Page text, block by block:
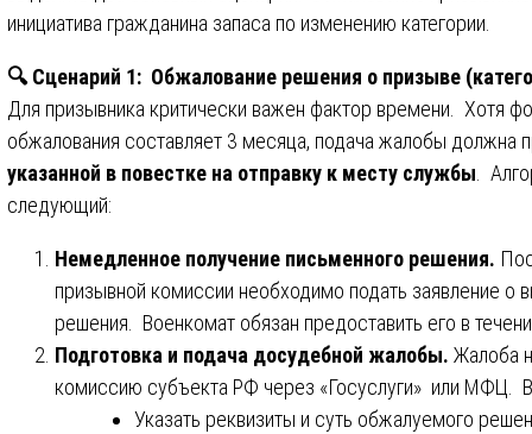
инициатива гражданина запаса по изменению категории.
🔍Сценарий 1: Обжалование решения о призыве
Для призывника критически важен фактор времени. Хотя
обжалования составляет 3 месяца, подача жалобы должна
указанной в повестке на отправку к месту службы.
следующий:
Немедленное получение письменного решения.
призывной комиссии необходимо подать заявление о
решения. Военкомат обязан предоставить его в
Подготовка и подача досудебной жалобы. Жалоба
комиссию субъекта РФ через «Госуслуги» или МФЦ.
Указать реквизиты и суть обжалуемого